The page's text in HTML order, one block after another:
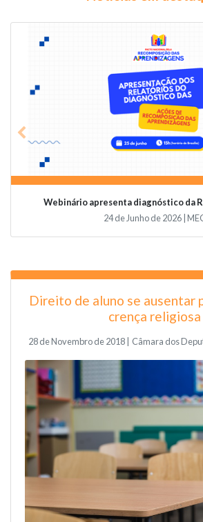
Webinário apresenta diagnóstico da
24 de Junho de 2026 |
Previous
Direito de aluno se ausentar
crença religiosa
28 de Novembro de 2018 | Câmara dos